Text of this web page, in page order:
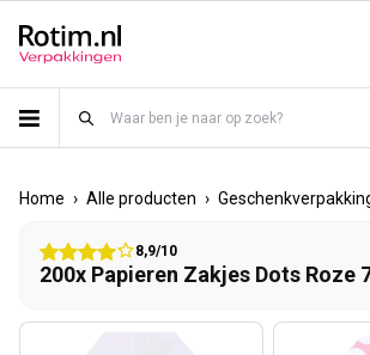
Home › Alle producten ›
8,9/10
200x Papieren Zakjes Dots Roze